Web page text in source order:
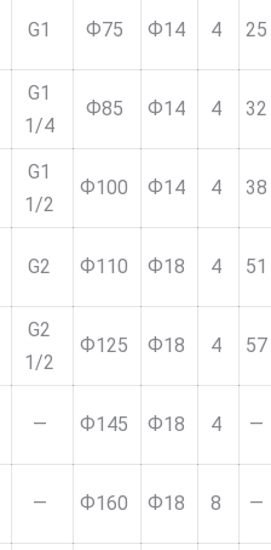
G1 Ф75 Ф14 4 25
G1
1/4
Ф85 Ф14 4 32
G1
1/2
Ф100 Ф14 4 38
G2 Ф110 Ф18 4 51
G2
1/2
Ф125 Ф18 4 57
— Ф145 Ф18 4 —
— Ф160 Ф18 8 —